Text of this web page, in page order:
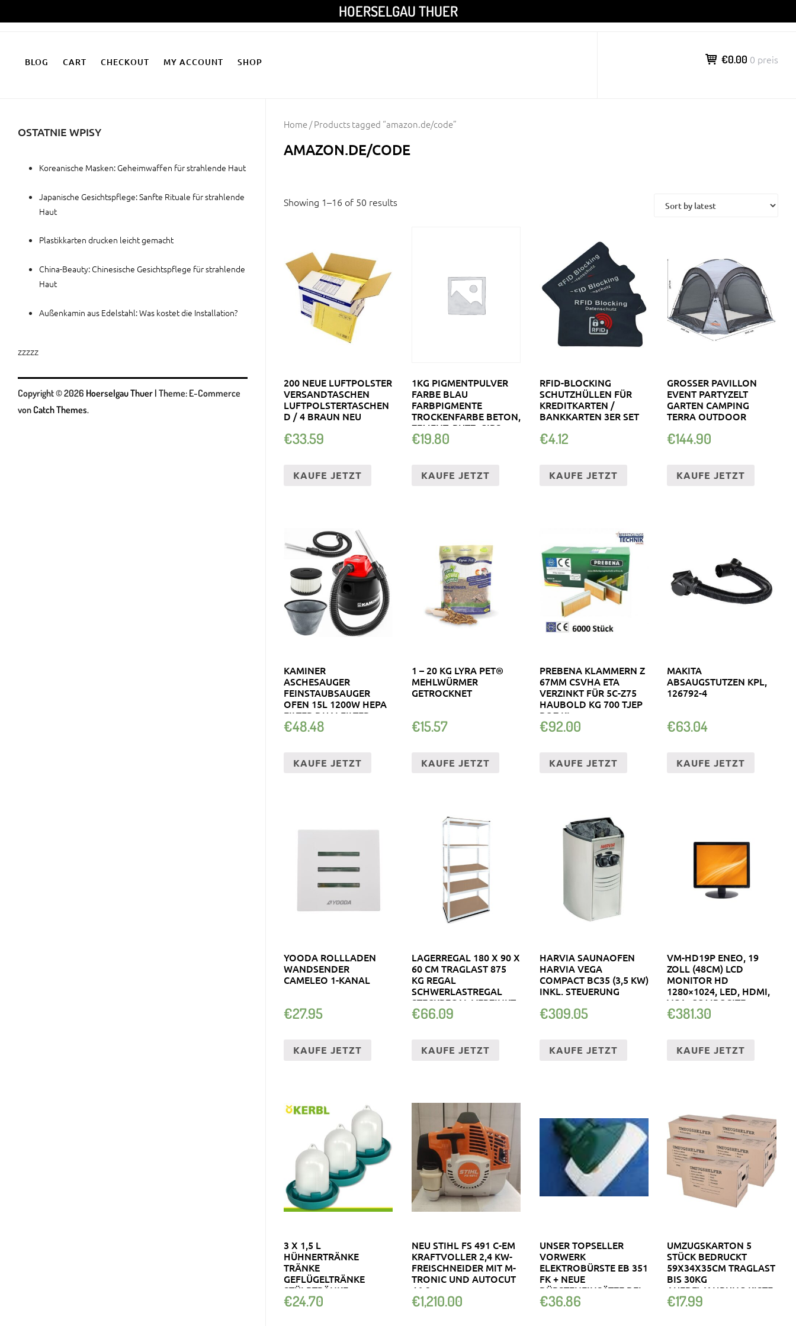
Inhalt
HOERSELGAU THUER
BLOG CART CHECKOUT MY ACCOUNT SHOP €0.00 0 preis
Home/ Products tagged “amazon.de/code”
AMAZON.DE/CODE
Showing 1–16 of 50 results
200 NEUE LUFTPOLSTER
VERSANDTASCHEN
LUFTPOLSTERTASCHEN
D / 4 BRAUN NEU
€33.59
KAUFE JETZT
1KG PIGMENTPULVER
FARBE BLAU
FARBPIGMENTE
TROCKENFARBE BETON,
ZEMENT, PUTZ, GIPS
€19.80
KAUFE JETZT
RFID-BLOCKING
SCHUTZHÜLLEN FÜR
KREDITKARTEN /
BANKKARTEN 3ER SET
€4.12
KAUFE JETZT
GROSSER PAVILLON E
VENT PARTYZELT G
ARTEN CAMPING T
ERRA OUTDOOR
€144.90
KAUFE JETZT
KAMINER
ASCHESAUGER
FEINSTAUBSAUGER
OFEN 15L 1200W HEPA
FILTER DUALFILTER
1170
€48.48
KAUFE JETZT
1 – 20 KG LYRA PET®
MEHLWÜRMER
GETROCKNET
€15.57
KAUFE JETZT
PREBENA KLAMMERN Z
67MM CSVHA ETA
VERZINKT FÜR 5C-Z75
HAUBOLD KG 700 TJEP
PQZ KL
€92.00
KAUFE JETZT
MAKITA
ABSAUGSTUTZEN KPL,
126792-4
€63.04
KAUFE JETZT
YOODA ROLLLADEN
WANDSENDER
CAMELEO 1-KANAL
€27.95
KAUFE JETZT
LAGERREGAL 180 X 90 X
60 CM TRAGLAST 875
KG REGAL
SCHWERLASTREGAL
STECKREGAL VERZINKT
€66.09
KAUFE JETZT
HARVIA SAUNAOFEN
HARVIA VEGA
COMPACT BC35 (3,5 KW)
INKL. STEUERUNG
€309.05
KAUFE JETZT
VM-HD19P ENEO, 19
ZOLL (48CM) LCD
MONITOR HD
1280×1024, LED, HDMI,
VGA, COMPOSITE
€381.30
KAUFE JETZT
3 X 1,5 L
HÜHNERTRÄNKE
TRÄNKE
GEFLÜGELTRÄNKE
STÜLPTRÄNKE
KUNSTSTOFFTRÄNKE
€24.70
NEU STIHL FS 491 C-EM
KRAFTVOLLER 2,4 KW-
FREISCHNEIDER MIT M-
TRONIC UND AUTOCUT
46-2
€1,210.00
UNSER TOPSELLER
VORWERK
ELEKTROBÜRSTE EB 351
FK + NEUE
BÜRSTENEINSÄTZE BEI
ULM
€36.86
UMZUGSKARTON 5
STÜCK BEDRUCKT
59X34X35CM TRAGLAST
BIS 30KG
AUFBEWAHRUNG KISTE
€17.99
OSTATNIE WPISY
Koreanische Masken: Geheimwaffen für strahlende Haut
Japanische Gesichtspflege: Sanfte Rituale für strahlende
Haut
Plastikkarten drucken leicht gemacht
China-Beauty: Chinesische Gesichtspflege für strahlende
Haut
Außenkamin aus Edelstahl: Was kostet die Installation?
zzzzz
Copyright © 2026 Hoerselgau Thuer | Theme: E-Commerce
von Catch Themes.